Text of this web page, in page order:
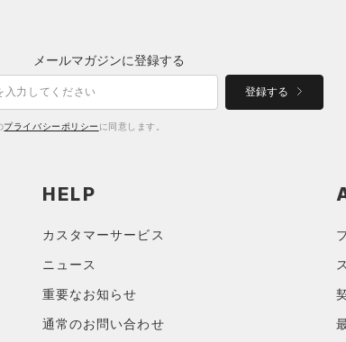
メールマガジンに登録する
登録する
プライバシーポリシー に同意します。
HELP
カスタマーサービス
ニュース
重要なお知らせ
通常のお問い合わせ